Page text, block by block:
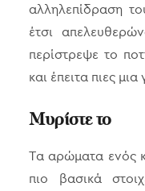
αλληλεπίδραση
έτσι
περίστρεψε το
και έπειτα πιες μια
Μυρίστε το
Τα αρώματα ενός
πιο βασικά